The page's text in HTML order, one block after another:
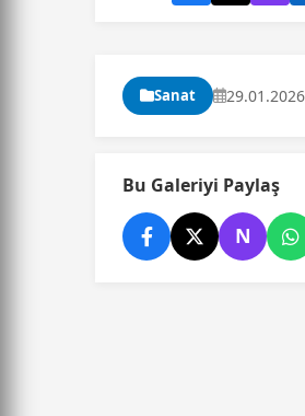
Sanat
Bu Galeriyi Paylaş
N